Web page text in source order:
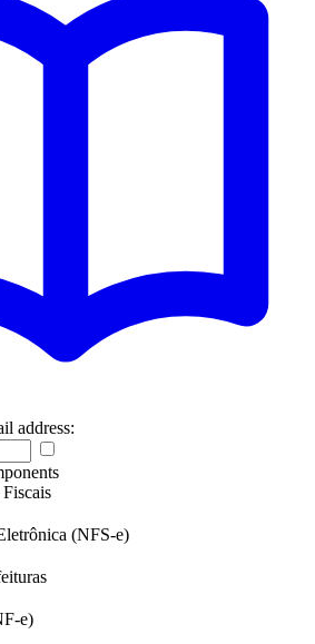
address:
(NFS-e)
e)